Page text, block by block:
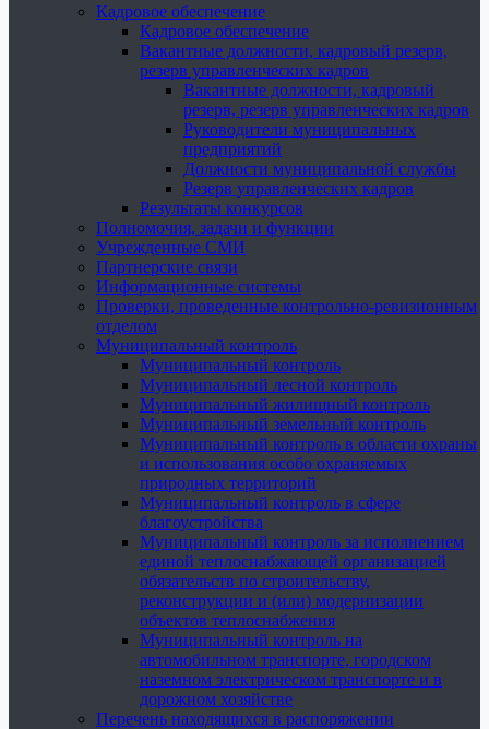
Кадровое обеспечение
Кадровое обеспечение
Вакантные должности, кадровый резерв,
резерв управленческих кадров
Вакантные должности, кадровый
резерв, резерв управленческих кадров
Руководители муниципальных
предприятий
Должности муниципальной службы
Резерв управленческих кадров
Результаты конкурсов
Полномочия, задачи и функции
Учрежденные СМИ
Партнерские связи
Информационные системы
Проверки, проведенные контрольно-ревизионным
отделом
Муниципальный контроль
Муниципальный контроль
Муниципальный лесной контроль
Муниципальный жилищный контроль
Муниципальный земельный контроль
Муниципальный контроль в области охраны
и использования особо охраняемых
природных территорий
Муниципальный контроль в сфере
благоустройства
Муниципальный контроль за исполнением
единой теплоснабжающей организацией
обязательств по строительству,
реконструкции и (или) модернизации
объектов теплоснабжения
Муниципальный контроль на
автомобильном транспорте, городском
наземном электрическом транспорте и в
дорожном хозяйстве
Перечень находящихся в распоряжении